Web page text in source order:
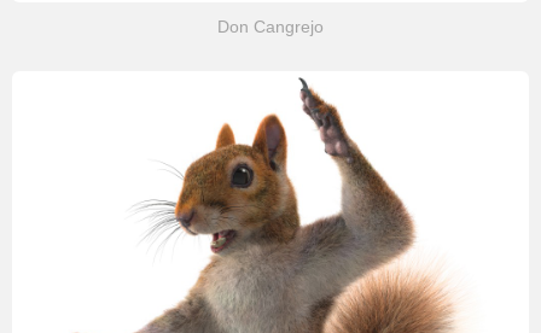
Don Cangrejo